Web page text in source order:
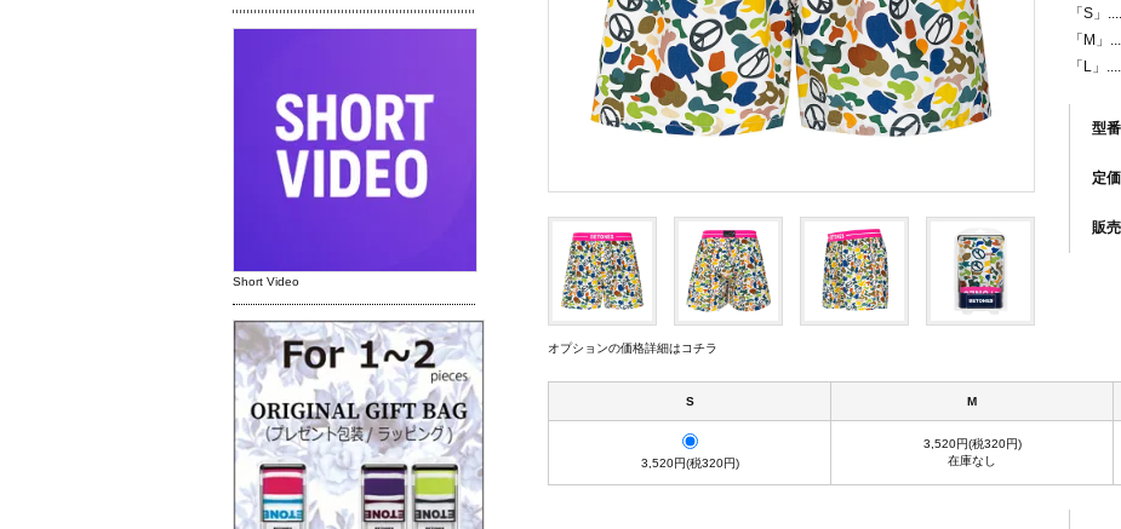
「S」
「M」
「L」
型番
定価
販
オプションの価格詳細はコチラ
S M
3,520円(税320円)
3,520円(税320円)
在庫なし
Short Video